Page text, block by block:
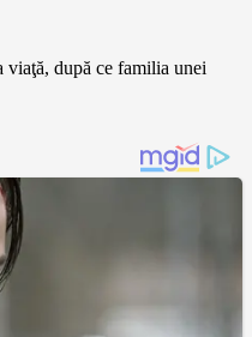
viaţă, după ce familia unei